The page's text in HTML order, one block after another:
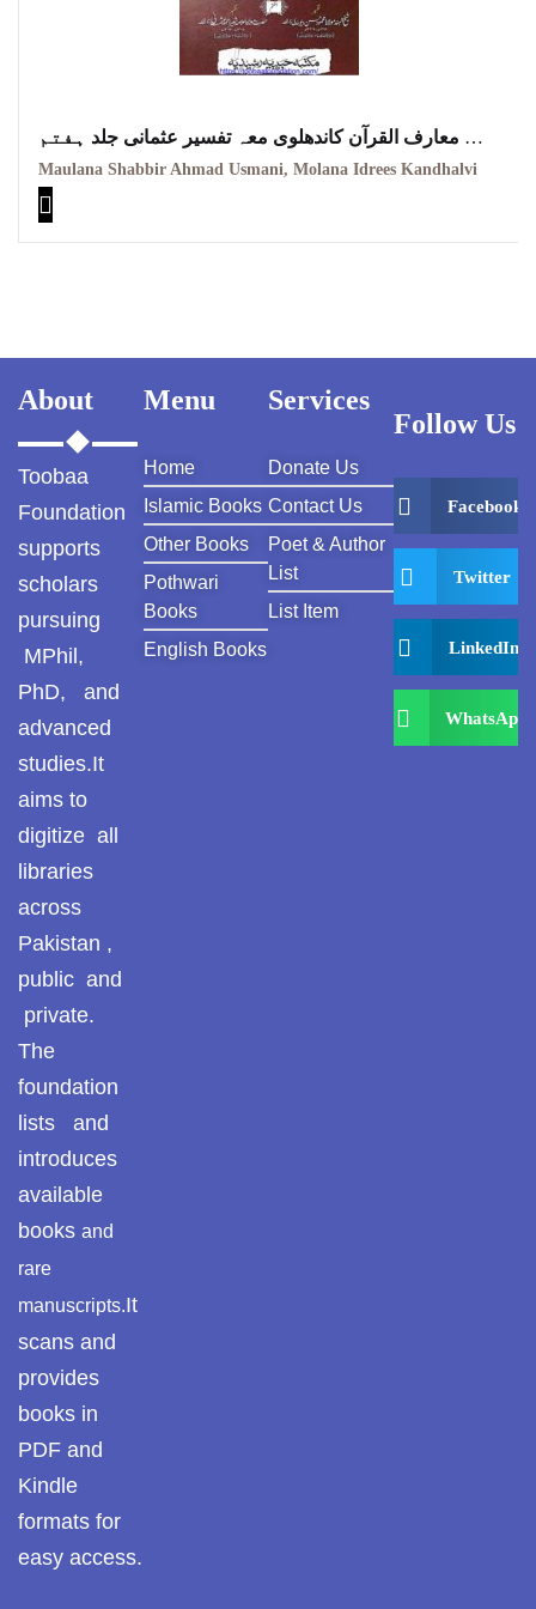
Maarif ul quraan kandhalvi ma tafseer e usmani PDF
VOL-7
Maulana Shabbir Ahmad Usmani, Molana Idrees Kandhalvi
About
Toobaa
Foundation
supports
scholars
pursuing
MPhil,
PhD, and
advanced
studies.It
aims to
digitize all
libraries
across
Pakistan ,
public and
private.
The
foundation
lists and
introduces
available
books and
rare
manuscripts.It
scans and
provides
books in
PDF and
Kindle
formats for
easy access.
Menu
Home
Islamic Books
Other Books
Pothwari
Books
English Books
Services
Donate Us
Contact Us
Poet & Author
List
List Item
Follow Us
Facebook
Twitter
LinkedIn
WhatsApp